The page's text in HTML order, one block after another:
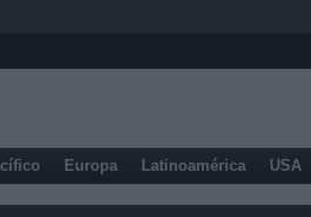
Europa Latinoamérica USA